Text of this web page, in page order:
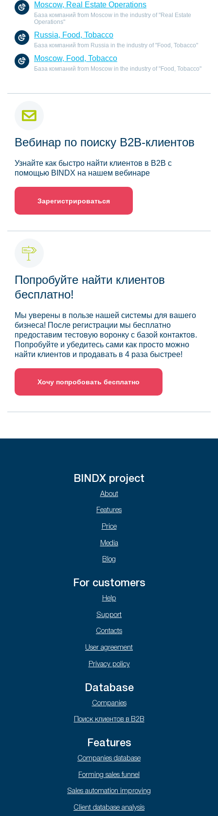
Moscow, Real Estate Operations
База компаний from Moscow in the industry of "Real Estate
Operations"
Russia, Food, Tobacco
База компаний from Russia in the industry of "Food, Tobacco"
Moscow, Food, Tobacco
База компаний from Moscow in the industry of "Food, Tobacco"
Вебинар по поиску B2B-клиентов
Узнайте как быстро найти клиентов в B2B с
помощью BINDX на нашем вебинаре
Зарегистрироваться
Попробуйте найти клиентов
бесплатно!
Мы уверены в пользе нашей системы для вашего
бизнеса! После регистрации мы бесплатно
предоставим тестовую воронку с базой контактов.
Попробуйте и убедитесь сами как просто можно
найти клиентов и продавать в 4 раза быстрее!
Хочу попробовать бесплатно
BINDX project
About
Features
Price
Media
Blog
For customers
Help
Support
Contacts
User agreement
Privacy policy
Database
Companies
Поиск клиентов в B2B
Features
Companies database
Forming sales funnel
Sales automation improving
Client database analysis